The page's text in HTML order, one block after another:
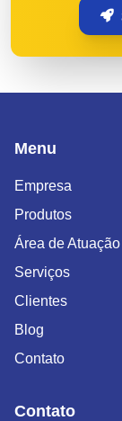
Menu
Empresa
Produtos
Área de Atuação
Serviços
Clientes
Blog
Contato
Contato